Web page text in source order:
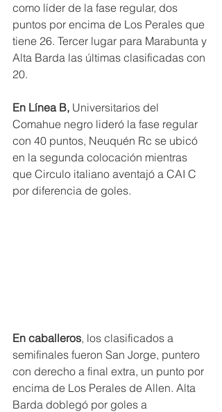
como líder de la fase regular, dos
puntos por encima de Los Perales que
tiene 26. Tercer lugar para Marabunta y
Alta Barda las últimas clasificadas con
20.
En Línea B, Universitarios del
Comahue negro lideró la fase regular
con 40 puntos, Neuquén Rc se ubicó
en la segunda colocación mientras
que Circulo italiano aventajó a CAI C
por diferencia de goles.
En caballeros, los clasificados a
semifinales fueron San Jorge, puntero
con derecho a final extra, un punto por
encima de Los Perales de Allen. Alta
Barda doblegó por goles a